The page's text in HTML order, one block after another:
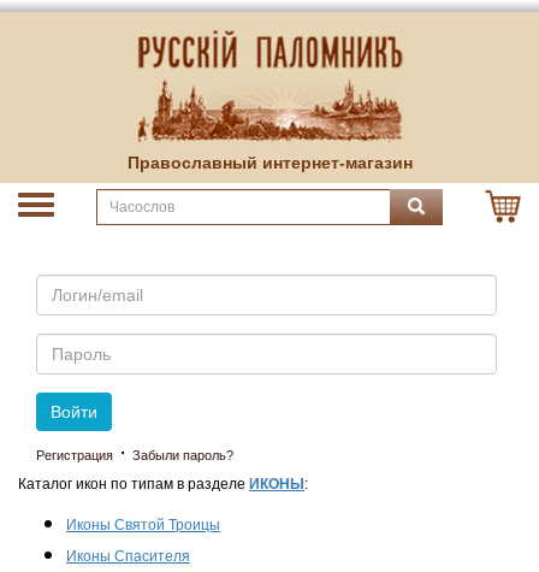
Православный интернет-магазин
Email
Пароль
Войти
Регистрация · Забыли пароль?
Каталог икон по типам в разделе ИКОНЫ :
Иконы Святой Троицы
Иконы Спасителя